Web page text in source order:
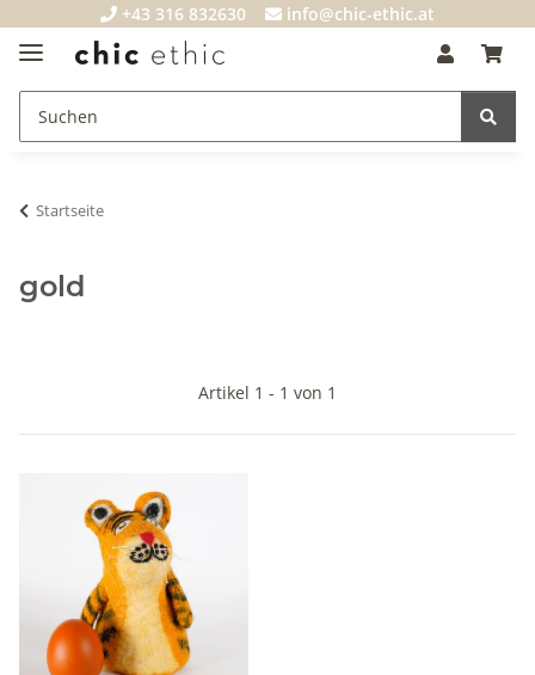
+43 316 832630 info@chic-ethic.at
Startseite
gold
Artikel 1 - 1 von 1